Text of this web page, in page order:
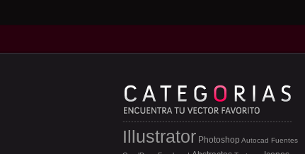
Illustrator Photoshop Autocad Fuentes